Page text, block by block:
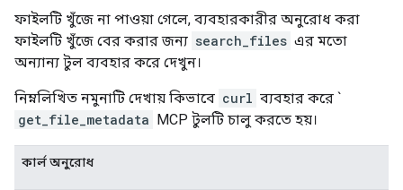
ফাইলটি খুঁজে না পাওয়া গেলে, ব্যবহারকারীর অনুরোধ করা
ফাইলটি খুঁজে বের করার জন্য search_files এর মতো
অন্যান্য টুল ব্যবহার করে দেখুন।
নিম্নলিখিত নমুনাটি দেখায় কিভাবে curl ব্যবহার করে `
get_file_metadata MCP টুলটি চালু করতে হয়।
কার্ল অনুরোধ